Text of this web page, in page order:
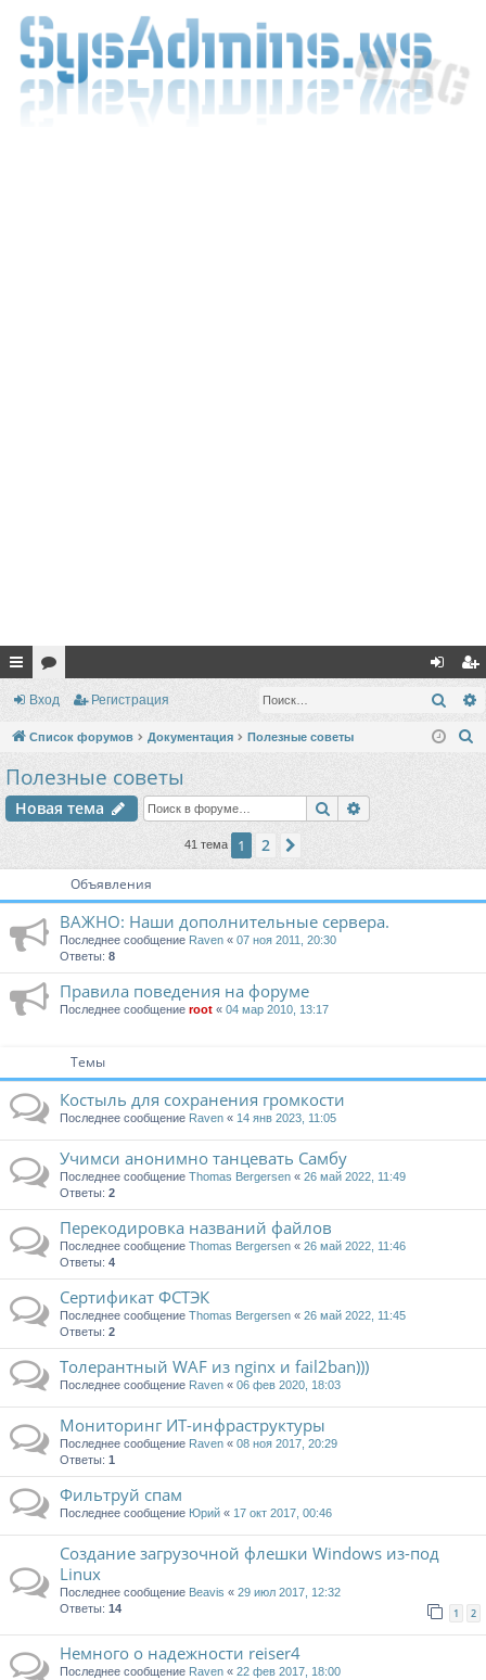
с
ы
и
ор хо
д
ег
ис
Вход Регистрация
Список форумов Документация Полезные советы
Полезные советы
Новая тема Поиск
41 тема 1 2
Объявления
ВАЖНО: Наши дополнительные сервера.
Последнее сообщение Raven « 07 ноя 2011, 20:30
Ответы: 8
Правила поведения на форуме
Последнее сообщение root « 04 мар 2010, 13:17
Темы
Костыль для сохранения громкости
Последнее сообщение Raven « 14 янв 2023, 11:05
Учимси анонимно танцевать Самбу
Последнее сообщение Thomas Bergersen « 26 май 2022, 11:49
Ответы: 2
Перекодировка названий файлов
Последнее сообщение Thomas Bergersen « 26 май 2022, 11:46
Ответы: 4
Сертификат ФСТЭК
Последнее сообщение Thomas Bergersen « 26 май 2022, 11:45
Ответы: 2
Толерантный WAF из nginx и fail2ban)))
Последнее сообщение Raven « 06 фев 2020, 18:03
Мониторинг ИТ-инфраструктуры
Последнее сообщение Raven « 08 ноя 2017, 20:29
Ответы: 1
Фильтруй спам
Последнее сообщение Юрий « 17 окт 2017, 00:46
Создание загрузочной флешки Windows из-под
Linux
Последнее сообщение Beavis « 29 июл 2017, 12:32
Ответы: 14 1 2
Немного о надежности reiser4
Последнее сообщение Raven « 22 фев 2017, 18:00